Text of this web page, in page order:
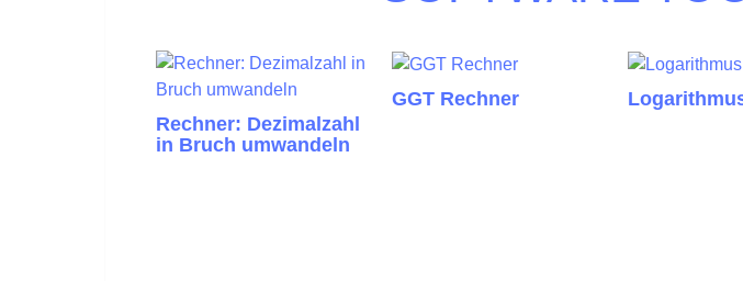
Rechner: Dezimalzahl
in Bruch umwandeln
GGT Rechner